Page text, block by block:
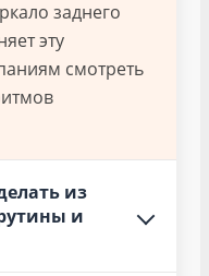
заднего
эту
смотреть
из
и